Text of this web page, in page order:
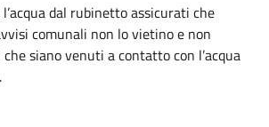
dal rubinetto assicurati che
comunali non lo vietino e non
siano venuti a contatto con l’acqua